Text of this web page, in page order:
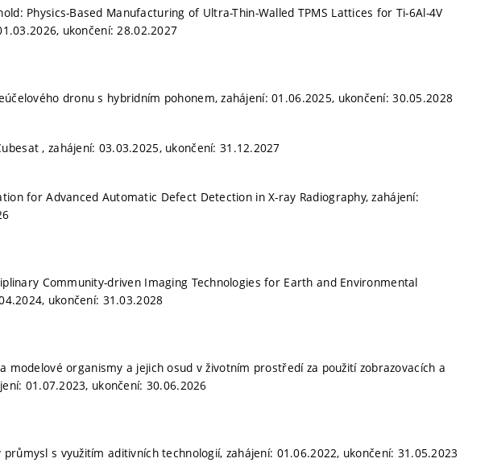
Physics-Based Manufacturing of Ultra-Thin-Walled TPMS Lattices for Ti-6Al-4V
ukončení: 28.02.2027
dronu s hybridním pohonem, zahájení: 01.06.2025, ukončení: 30.05.2028
, zahájení: 03.03.2025, ukončení: 31.12.2027
for Advanced Automatic Defect Detection in X-ray Radiography, zahájení:
Community-driven Imaging Technologies for Earth and Environmental
ukončení: 31.03.2028
modelové organismy a jejich osud v životním prostředí za použití zobrazovacích a
01.07.2023, ukončení: 30.06.2026
s využitím aditivních technologií, zahájení: 01.06.2022, ukončení: 31.05.2023